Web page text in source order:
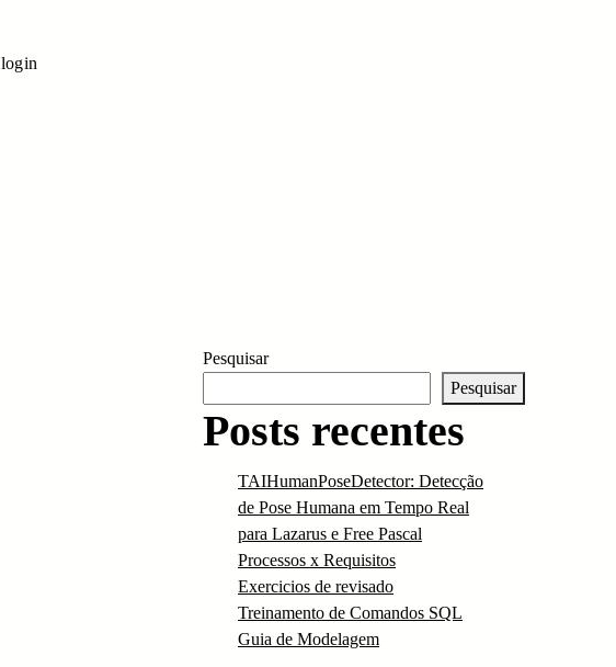
login
Pesquisar
Pesquisar
Posts recentes
TAIHumanPoseDetector: Detecção
de Pose Humana em Tempo Real
para Lazarus e Free Pascal
Processos x Requisitos
Exercicios de revisado
Treinamento de Comandos SQL
Guia de Modelagem